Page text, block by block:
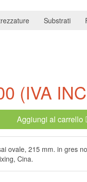
Substrati
(IVA
Aggiungi al carrello
ovale, 215 mm. in gres
Cina.